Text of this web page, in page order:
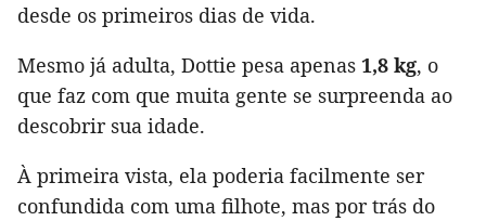
desde os primeiros dias de vida.
Mesmo já adulta, Dottie pesa apenas 1,8 kg, o
que faz com que muita gente se surpreenda ao
descobrir sua idade.
À primeira vista, ela poderia facilmente ser
confundida com uma filhote, mas por trás do